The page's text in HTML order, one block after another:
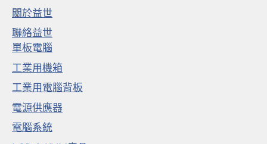
關於益世
聯絡益世
單板電腦
工業用機箱
工業用電腦背板
電源供應器
電腦系統